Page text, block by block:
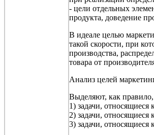
- цели отдельных
продукта, доведение
В идеале целью
такой скорости, при
производства,
товара от
Анализ целей
Выделяют, как правило,
1) задачи, относящиеся
2) задачи, относящиеся
3) задачи,